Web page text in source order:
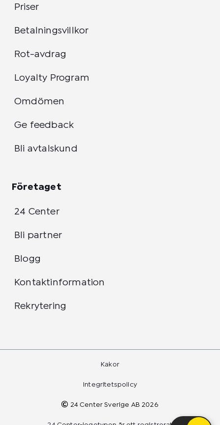
Priser
Betalningsvillkor
Rot-avdrag
Loyalty Program
Omdömen
Ge feedback
Bli avtalskund
Företaget
24 Center
Bli partner
Blogg
Kontaktinformation
Rekrytering
Kakor
Integritetspolicy
24 Center Sverige AB 2026